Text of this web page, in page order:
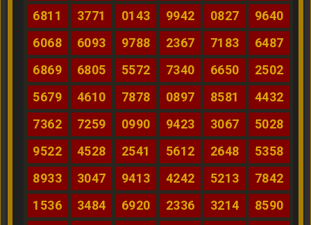
6811
3771 0143 9942 0827
9640
6068
6093 9788 2367 7183
6487
6869
6805 5572 7340 6650
2502
5679
4610 7878 0897 8581
4432
7362
7259 0990 9423 3067
5028
9522
4528 2541 5612 2648
5358
8933
3047 9413 4242 5213
7842
1536
3484 6920 2336 3214
8590